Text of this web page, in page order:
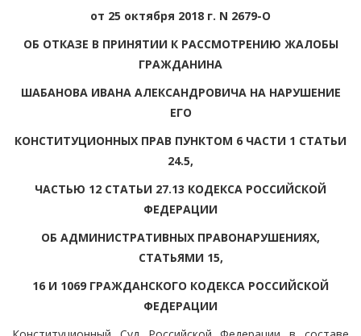
от 25 октября 2018 г. N 2679-О
ОБ ОТКАЗЕ В ПРИНЯТИИ К РАССМОТРЕНИЮ ЖАЛОБЫ
ГРАЖДАНИНА
ШАБАНОВА ИВАНА АЛЕКСАНДРОВИЧА НА НАРУШЕНИЕ
ЕГО
КОНСТИТУЦИОННЫХ ПРАВ ПУНКТОМ 6 ЧАСТИ 1 СТАТЬИ
24.5,
ЧАСТЬЮ 12 СТАТЬИ 27.13 КОДЕКСА РОССИЙСКОЙ
ФЕДЕРАЦИИ
ОБ АДМИНИСТРАТИВНЫХ ПРАВОНАРУШЕНИЯХ,
СТАТЬЯМИ 15,
16 И 1069 ГРАЖДАНСКОГО КОДЕКСА РОССИЙСКОЙ
ФЕДЕРАЦИИ